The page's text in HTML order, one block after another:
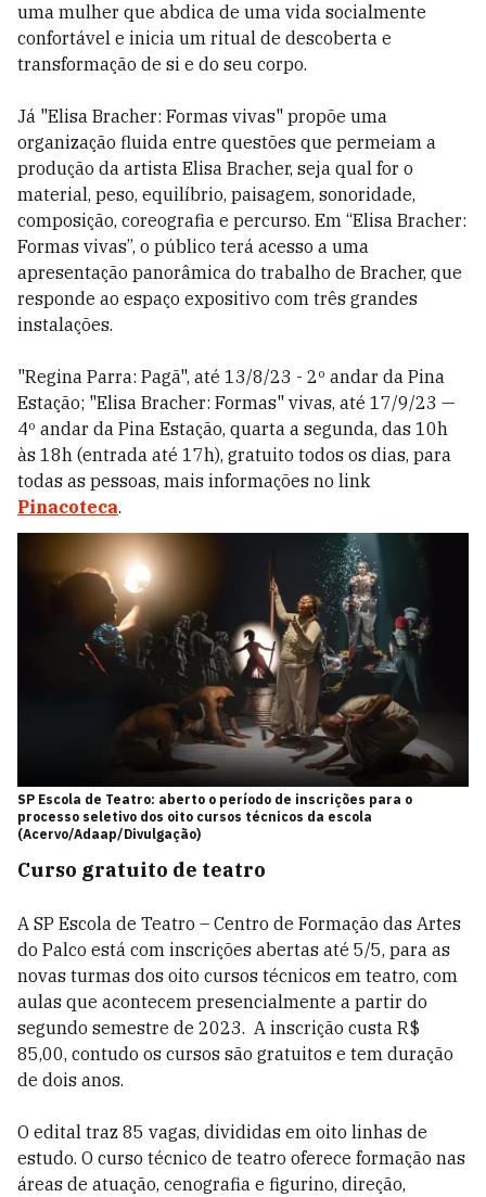
uma mulher que abdica de uma vida socialmente
confortável e inicia um ritual de descoberta e
transformação de si e do seu corpo.
Já "Elisa Bracher: Formas vivas" propõe uma
organização fluida entre questões que permeiam a
produção da artista Elisa Bracher, seja qual for o
material, peso, equilíbrio, paisagem, sonoridade,
composição, coreografia e percurso. Em “Elisa Bracher:
Formas vivas”, o público terá acesso a uma
apresentação panorâmica do trabalho de Bracher, que
responde ao espaço expositivo com três grandes
instalações.
"Regina Parra: Pagã", até 13/8/23 - 2º andar da Pina
Estação; "Elisa Bracher: Formas" vivas, até 17/9/23 —
4º andar da Pina Estação, quarta a segunda, das 10h
às 18h (entrada até 17h), gratuito todos os dias, para
todas as pessoas, mais informações no link
Pinacoteca.
SP Escola de Teatro: aberto o período de inscrições para o
processo seletivo dos oito cursos técnicos da escola
(Acervo/Adaap/Divulgação)
Curso gratuito de teatro
A SP Escola de Teatro – Centro de Formação das Artes
do Palco está com inscrições abertas até 5/5, para as
novas turmas dos oito cursos técnicos em teatro, com
aulas que acontecem presencialmente a partir do
segundo semestre de 2023. A inscrição custa R$
85,00, contudo os cursos são gratuitos e tem duração
de dois anos.
O edital traz 85 vagas, divididas em oito linhas de
estudo. O curso técnico de teatro oferece formação nas
áreas de atuação, cenografia e figurino, direção,